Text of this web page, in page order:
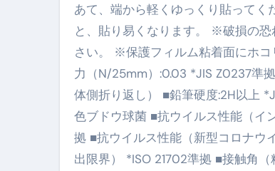
筋トレせずにプロテイ
ドメイン取得からホー
かいまき（掻巻き）
【最新版】掛け布団
【アシストステッパー
【2026年最新保存版
あて、端から軽くゆっくり貼って
と、貼り易くなります。 ※破損の
さい。 ※保護フィルム粘着面にホ
力（N/25mm）:0.03 *JIS Z0237準
体側折り返し） ■鉛筆硬度:2H以上
色ブドウ球菌 ■抗ウイルス性能（イ
拠 ■抗ウイルス性能（新型コロナウ
出限界） *ISO 21702準拠 ■接触角（